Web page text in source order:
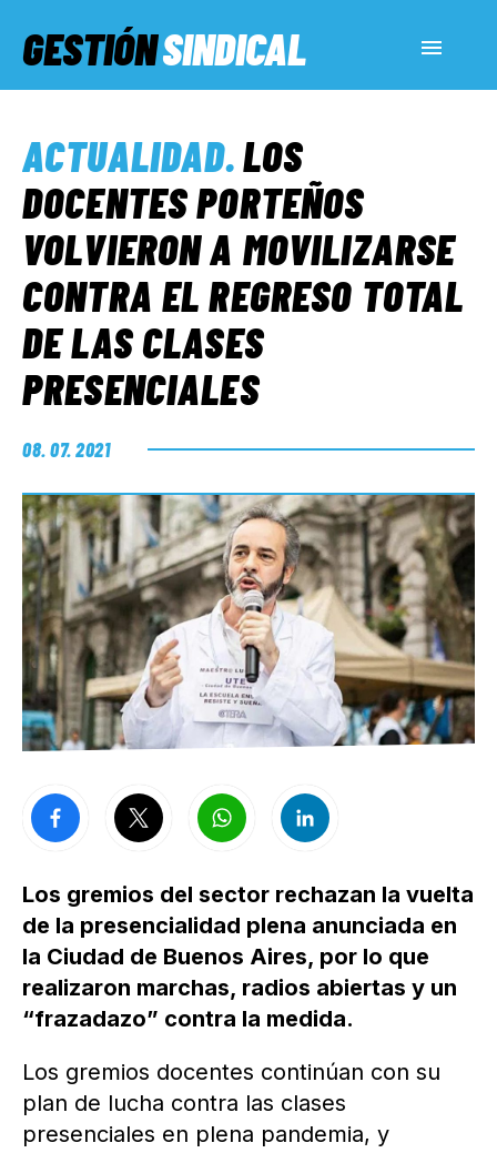
GESTIÓNSINDICAL
SERVICIOS SOCIALES
INFORMES ESPECIALES
FUERA DE MEGÁFONO
ACTUALIDAD.LOS
DOCENTES PORTEÑOS
VOLVIERON A MOVILIZARSE
CONTRA EL REGRESO TOTAL
DE LAS CLASES
PRESENCIALES
08. 07. 2021
Los gremios del sector rechazan la vuelta
de la presencialidad plena anunciada en
la Ciudad de Buenos Aires, por lo que
realizaron marchas, radios abiertas y un
“frazadazo” contra la medida.
Los gremios docentes continúan con su
plan de lucha contra las clases
presenciales en plena pandemia, y